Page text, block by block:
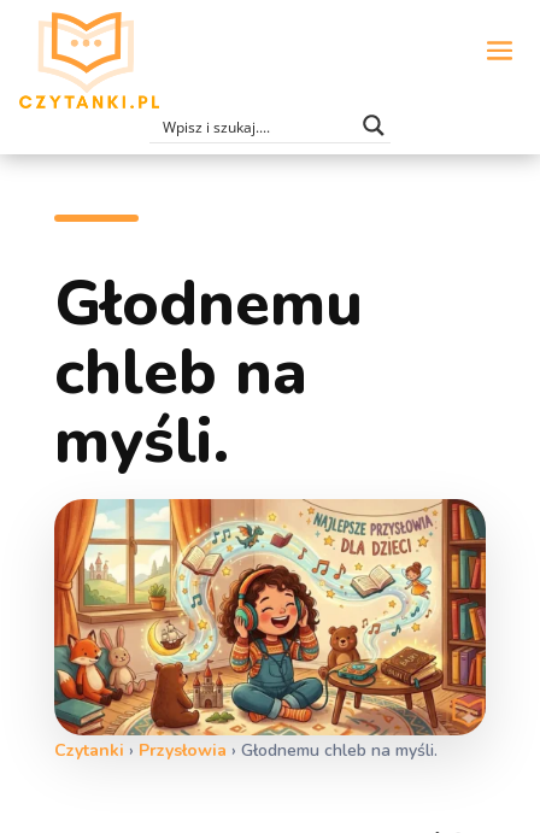
Głodnemu
chleb na
myśli.
Czytanki › Przysłowia › Głodnemu chleb na myśli.